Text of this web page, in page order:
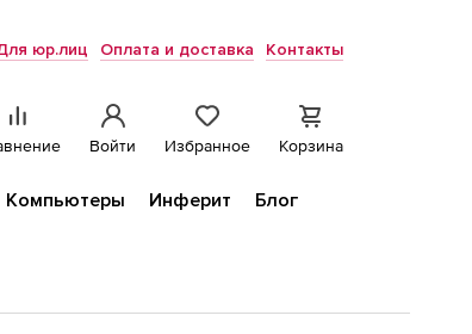
юр.лиц Оплата и доставка Контакты
Войти Избранное Корзина
Компьютеры Инферит
Блог